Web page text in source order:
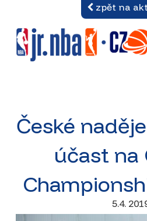
zpět na
České
účast na
5.4.